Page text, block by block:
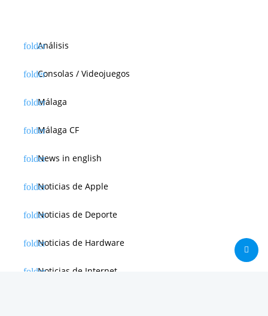
Análisis
Consolas / Videojuegos
Málaga
Málaga CF
News in english
Noticias de Apple
Noticias de Deporte
Noticias de Hardware
Noticias de Internet